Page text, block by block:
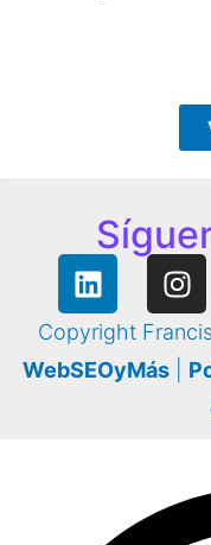
Copyright
WebSEOyMás|